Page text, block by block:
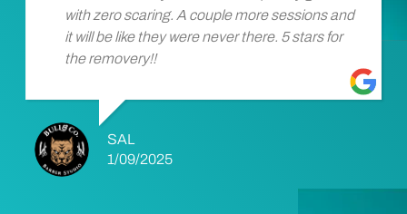
with zero scaring. A couple more sessions and
it will be like they were never there. 5 stars for
the removery!!
SAL
1/09/2025